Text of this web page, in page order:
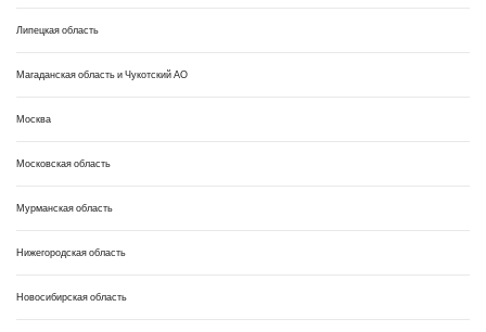
Липецкая область
Магаданская область и Чукотский АО
Москва
Московская область
Мурманская область
Нижегородская область
Новосибирская область